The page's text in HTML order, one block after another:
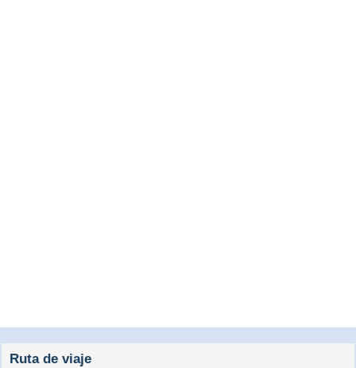
Ruta de viaje